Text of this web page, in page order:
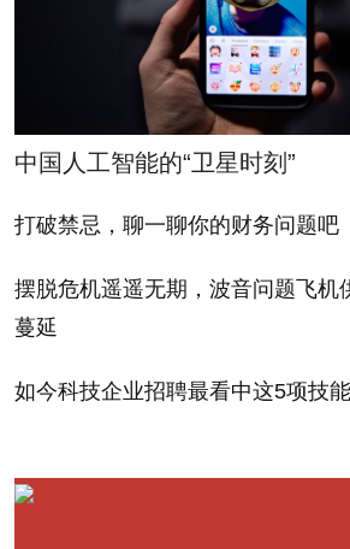
中国人工智能的“卫星时刻”
打破禁忌，聊一聊你的财务问题吧
摆脱危机遥遥无期，波音问题飞机
蔓延
如今科技企业招聘最看中这5项技能